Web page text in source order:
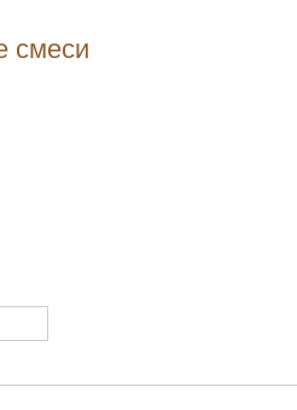
смеси